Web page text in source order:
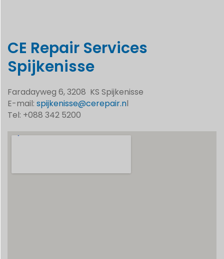
CE Repair Services
Spijkenisse
Faradayweg 6, 3208 KS Spijkenisse
E-mail: spijkenisse@cerepair.nl
Tel: +088 342 5200